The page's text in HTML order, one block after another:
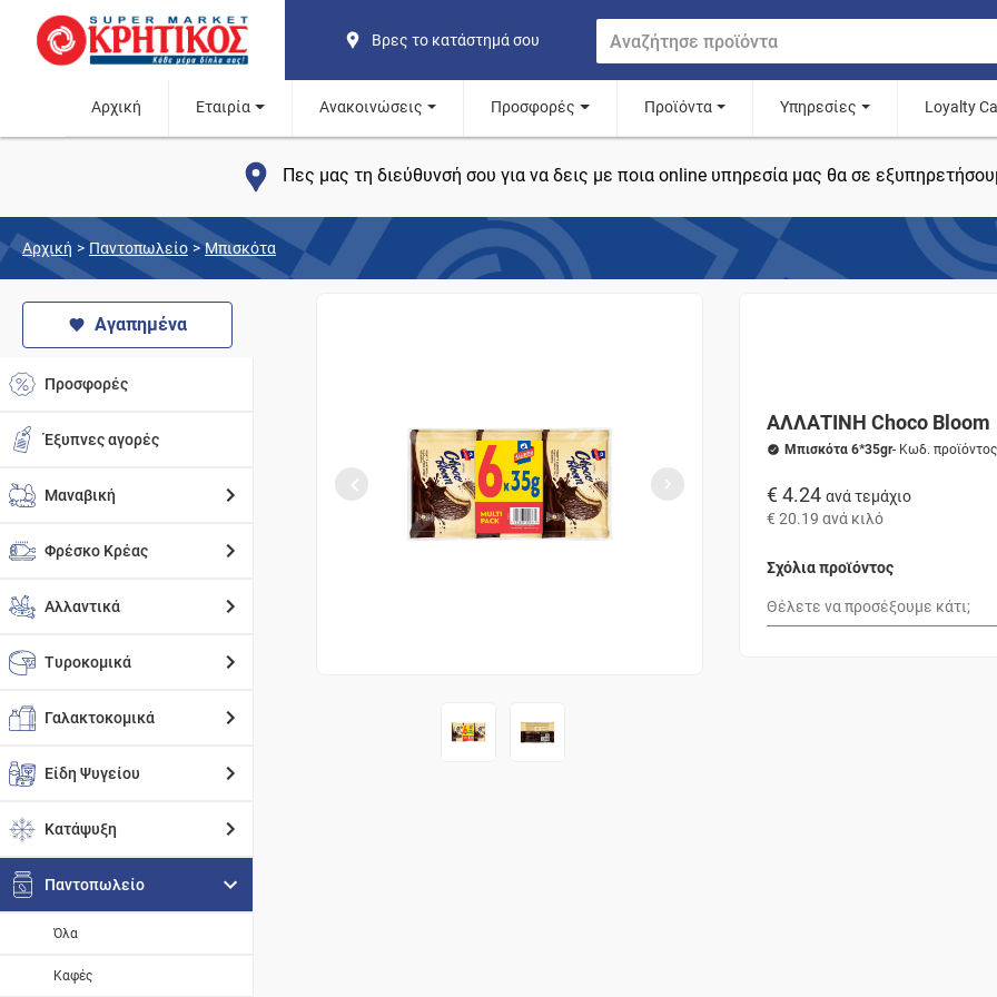
Βρες το κατάστημά σου
Αρχική Εταιρία Ανακοινώσεις Προσφορές Προϊόντα Υπηρεσίες Loyalty
Πες μας τη διεύθυνσή σου για να δεις με ποια online υπηρεσία μας θα σε
Αρχική > Παντοπωλείο > Μπισκότα
Αγαπημένα
Προσφορές
Έξυπνες αγορές
Μαναβική
Φρέσκο Κρέας
Αλλαντικά
Τυροκομικά
Γαλακτοκομικά
Είδη Ψυγείου
Κατάψυξη
Παντοπωλείο
Όλα
Καφές
ΑΛΛΑΤΙΝΗ Choco Bloom
Μπισκότα 6*35gr- Κωδ.
€ 4.24 ανά τεμάχιο
€ 20.19 ανά κιλό
Σχόλια προϊόντος